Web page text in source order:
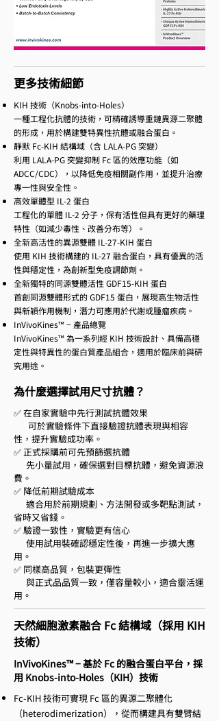
更多技術細節
KIH 技術（Knobs-into-Holes）
一種工程化抗體的技術，可精確誘導重鏈異源二聚體
的形成，用於構建雙特異性抗體或融合蛋白。
靜默 Fc-KIH 結構域（含 LALA-PG 突變）
利用 LALA-PG 突變抑制 Fc 區的效應功能（如
ADCC/CDC），以降低免疫相關副作用，並提升治療
專一性與安全性。
高效單體型 IL-2 蛋白
工程化的單體 IL-2 分子，保有活性但具有更好的藥理
特性（如減少毒性、改善分布等）。
全新高活性的異源雙體 IL-27-KIH 蛋白
使用 KIH 技術構建的 IL-27 融合蛋白，具有優異的活
性與穩定性，為創新型免疫調節劑。
全新獨特的同源雙體活性 GDF15-KIH 蛋白
首創同源雙體形式的 GDF15 蛋白，展現高生物活性
與新穎作用機制，潛力可應用於代謝或腫瘤疾病。
InVivoKines™ − 產品總覽
InVivoKines™ 為一系列經 KIH 技術設計、具備高穩
定性與特異性的蛋白質產品組合，適用於臨床前與研
究用途。
為什麼選擇試用尺寸抗體？
✅ 在自家實驗中先行測試抗體效果
可於實驗條件下直接驗證抗體表現與相容
性，提升實驗成功率。
✅ 正式採購前可先預篩選抗體
先小量試用，確保選對目標抗體，避免資源浪
費。
✅ 降低前期試驗成本
適合用於前期規劃、方法開發或多靶點測試，
省時又省錢。
✅ 驗證一致性，實驗更有信心
使用試用裝確認穩定性後，再進一步擴大應
用。
✅ 同樣高品質，包裝更彈性
與正式品品質一致，僅容量較小，適合靈活運
用。
天然細胞激素融合 Fc 結構域（採用 KIH
技術）
InVivoKines™ − 基於 Fc 的融合蛋白平台，採
用 Knobs-into-Holes（KIH）技術
Fc-KIH 技術可實現 Fc 區的異源二聚體化
（heterodimerization），從而構建具有雙臂結